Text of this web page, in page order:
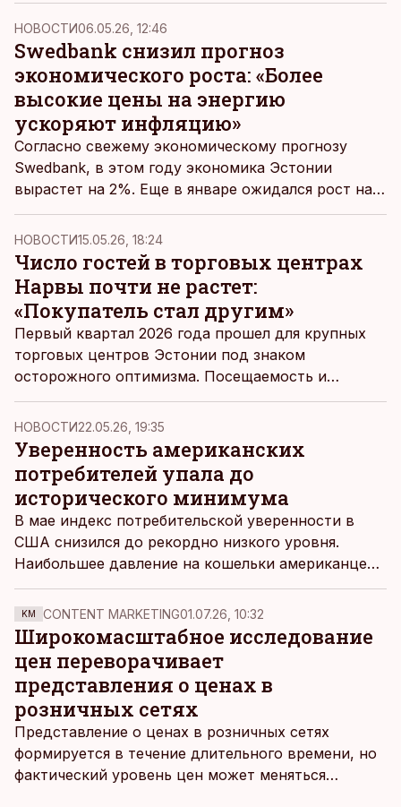
НОВОСТИ06.05.26, 12:46
Swedbank снизил прогноз
экономического роста: «Более
высокие цены на энергию
ускоряют инфляцию»
Согласно свежему экономическому прогнозу
Swedbank, в этом году экономика Эстонии
вырастет на 2%. Еще в январе ожидался рост на
2,3%.
НОВОСТИ15.05.26, 18:24
Число гостей в торговых центрах
Нарвы почти не растет:
«Покупатель стал другим»
Первый квартал 2026 года прошел для крупных
торговых центров Эстонии под знаком
осторожного оптимизма. Посещаемость и
выручка растут — но покупатель стал другим.
НОВОСТИ22.05.26, 19:35
Уверенность американских
потребителей упала до
исторического минимума
В мае индекс потребительской уверенности в
США снизился до рекордно низкого уровня.
Наибольшее давление на кошельки американцев
сейчас оказывает рост цен на топливо,
вызванный войной между США и Ираном.
KM CONTENT MARKETING01.07.26, 10:32
Широкомасштабное исследование
цен переворачивает
представления о ценах в
розничных сетях
Представление о ценах в розничных сетях
формируется в течение длительного времени, но
фактический уровень цен может меняться